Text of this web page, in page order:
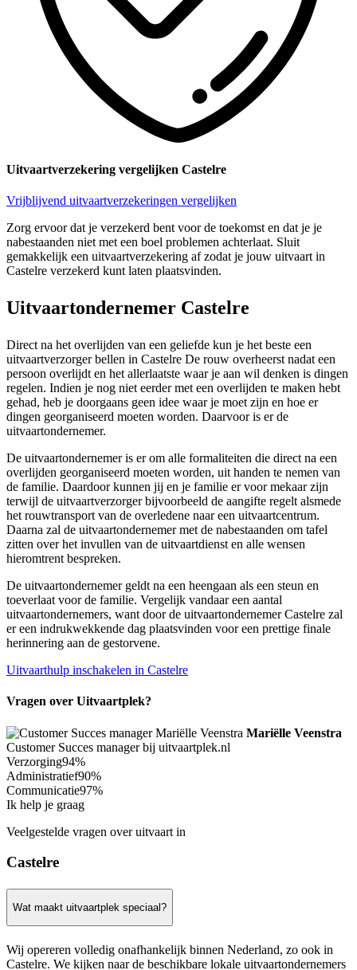
Uitvaartverzekering vergelijken Castelre
Vrijblijvend uitvaartverzekeringen vergelijken
Zorg ervoor dat je verzekerd bent voor de toekomst en dat je je
nabestaanden niet met een boel problemen achterlaat. Sluit
gemakkelijk een uitvaartverzekering af zodat je jouw uitvaart in
Castelre verzekerd kunt laten plaatsvinden.
Uitvaartondernemer Castelre
Direct na het overlijden van een geliefde kun je het beste een
uitvaartverzorger bellen in Castelre De rouw overheerst nadat een
persoon overlijdt en het allerlaatste waar je aan wil denken is dingen
regelen. Indien je nog niet eerder met een overlijden te maken hebt
gehad, heb je doorgaans geen idee waar je moet zijn en hoe er
dingen georganiseerd moeten worden. Daarvoor is er de
uitvaartondernemer.
De uitvaartondernemer is er om alle formaliteiten die direct na een
overlijden georganiseerd moeten worden, uit handen te nemen van
de familie. Daardoor kunnen jij en je familie er voor mekaar zijn
terwijl de uitvaartverzorger bijvoorbeeld de aangifte regelt alsmede
het rouwtransport van de overledene naar een uitvaartcentrum.
Daarna zal de uitvaartondernemer met de nabestaanden om tafel
zitten over het invullen van de uitvaartdienst en alle wensen
hieromtrent bespreken.
De uitvaartondernemer geldt na een heengaan als een steun en
toeverlaat voor de familie. Vergelijk vandaar een aantal
uitvaartondernemers, want door de uitvaartondernemer Castelre zal
er een indrukwekkende dag plaatsvinden voor een prettige finale
herinnering aan de gestorvene.
Uitvaarthulp inschakelen in Castelre
Vragen over Uitvaartplek?
Mariëlle Veenstra
Customer Succes manager bij uitvaartplek.nl
Verzorging94%
Administratief90%
Communicatie97%
Ik help je graag
Veelgestelde vragen over uitvaart in
Castelre
Wat maakt uitvaartplek speciaal?
Wij opereren volledig onafhankelijk binnen Nederland, zo ook in
Castelre. We kijken naar de beschikbare lokale uitvaartondernemers